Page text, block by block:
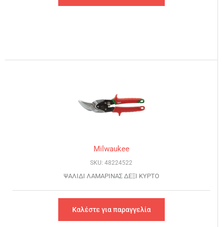
Milwaukee
SKU: 48224522
ΨΑΛΙΔΙ ΛΑΜΑΡΙΝΑΣ ΔΕΞΙ ΚΥΡΤΟ
Καλέστε για παραγγελία